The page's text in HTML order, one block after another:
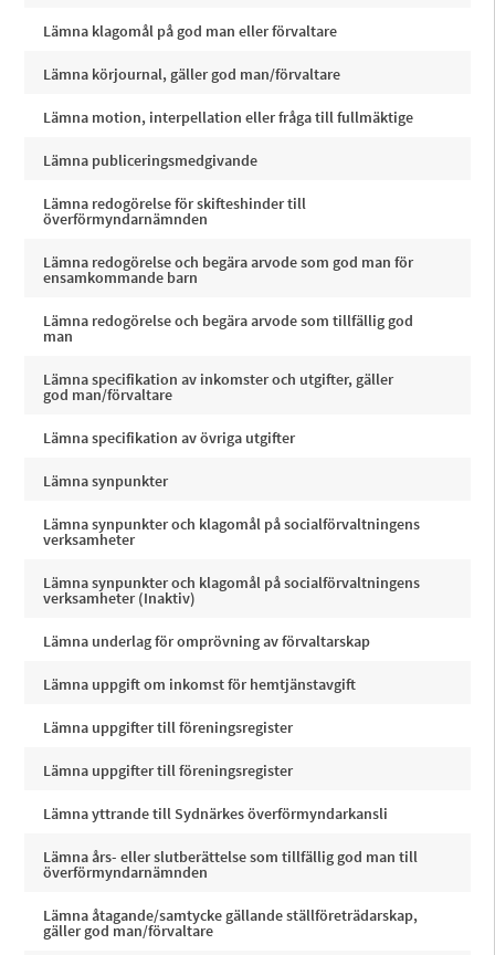
Lämna klagomål på god man eller förvaltare
Lämna körjournal, gäller god man/förvaltare
Lämna motion, interpellation eller fråga till fullmäktige
Lämna publiceringsmedgivande
Lämna redogörelse för skifteshinder till
överförmyndarnämnden
Lämna redogörelse och begära arvode som god man för
ensamkommande barn
Lämna redogörelse och begära arvode som tillfällig god
man
Lämna specifikation av inkomster och utgifter, gäller
god man/förvaltare
Lämna specifikation av övriga utgifter
Lämna synpunkter
Lämna synpunkter och klagomål på socialförvaltningens
verksamheter
Lämna synpunkter och klagomål på socialförvaltningens
verksamheter (Inaktiv)
Lämna underlag för omprövning av förvaltarskap
Lämna uppgift om inkomst för hemtjänstavgift
Lämna uppgifter till föreningsregister
Lämna uppgifter till föreningsregister
Lämna yttrande till Sydnärkes överförmyndarkansli
Lämna års- eller slutberättelse som tillfällig god man till
överförmyndarnämnden
Lämna åtagande/samtycke gällande ställföreträdarskap,
gäller god man/förvaltare